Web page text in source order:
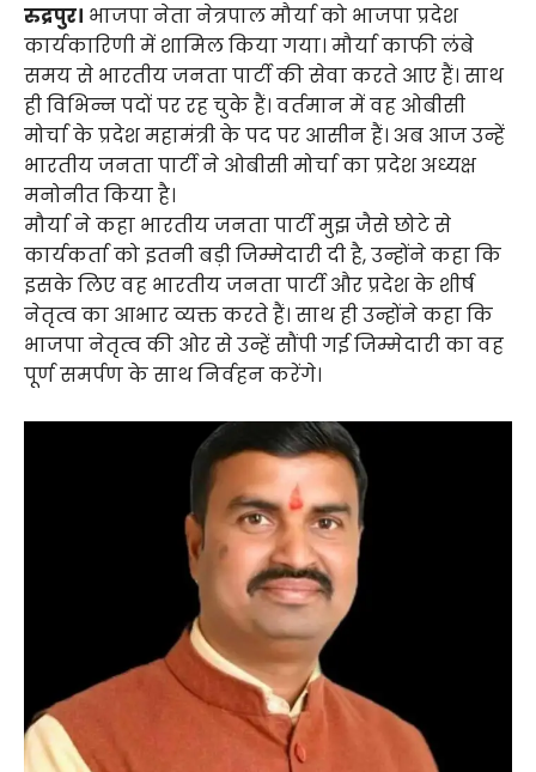
रुद्रपुर। भाजपा नेता नेत्रपाल मौर्या को भाजपा प्रदेश
कार्यकारिणी में शामिल किया गया। मौर्या काफी लंबे
समय से भारतीय जनता पार्टी की सेवा करते आए हैं। साथ
ही विभिन्न पदों पर रह चुके हैं। वर्तमान में वह ओबीसी
मोर्चा के प्रदेश महामंत्री के पद पर आसीन हैं। अब आज उन्हें
भारतीय जनता पार्टी ने ओबीसी मोर्चा का प्रदेश अध्यक्ष
मनोनीत किया है।
मौर्या ने कहा भारतीय जनता पार्टी मुझ जैसे छोटे से
कार्यकर्ता को इतनी बड़ी जिम्मेदारी दी है, उन्होंने कहा कि
इसके लिए वह भारतीय जनता पार्टी और प्रदेश के शीर्ष
नेतृत्व का आभार व्यक्त करते हैं। साथ ही उन्होंने कहा कि
भाजपा नेतृत्व की ओर से उन्हें सौंपी गई जिम्मेदारी का वह
पूर्ण समर्पण के साथ निर्वहन करेंगे।